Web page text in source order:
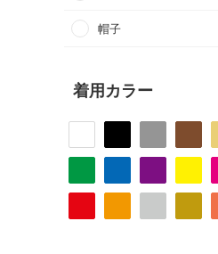
帽子
着用カラー